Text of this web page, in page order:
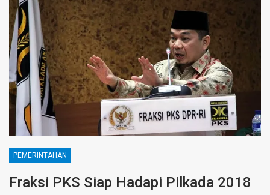
PEMERINTAHAN
Fraksi PKS Siap Hadapi Pilkada 2018